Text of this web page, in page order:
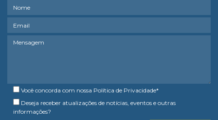
Você concorda com nossa Política de Privacidade*
Deseja receber atualizações de notícias, eventos e outras
informações?